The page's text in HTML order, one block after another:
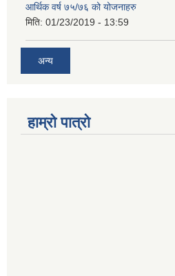
आर्थिक वर्ष ७५/७६ को योजनाहरु
मिति: 01/23/2019 - 13:59
अन्य
हाम्रो पात्रो